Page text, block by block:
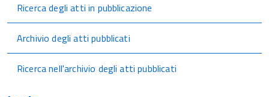
Ricerca degli atti in pubblicazione
Archivio degli atti pubblicati
Ricerca nell'archivio degli atti pubblicati